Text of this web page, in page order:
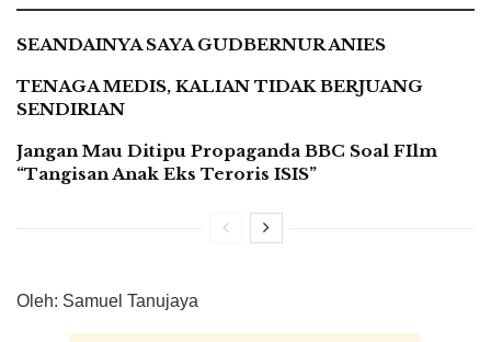
SEANDAINYA SAYA GUDBERNUR ANIES
TENAGA MEDIS, KALIAN TIDAK BERJUANG
SENDIRIAN
Jangan Mau Ditipu Propaganda BBC Soal FIlm
“Tangisan Anak Eks Teroris ISIS”
Oleh: Samuel Tanujaya